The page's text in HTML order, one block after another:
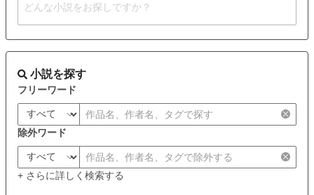
小説を探す
フリーワード
除外ワード
+ さらに詳しく検索する